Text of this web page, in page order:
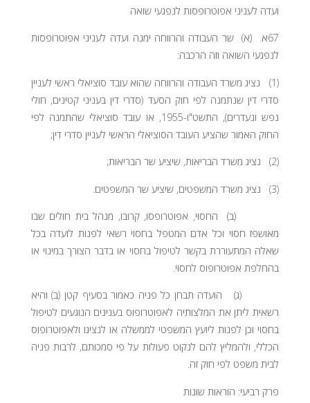
ועדה לעניני אפוטרופסות לנפגעי שואה
67א. (א) שר העבודה והרווחה ימנה ועדה לעניני אפוטרופסות
לנפגעי השואה וזה הרכבה:
(1) נציג משרד העבודה והרווחה שהוא עובד סוציאלי ראשי לעניין
סדרי דין שנתמנה לפי חוק הסעד (סדרי דין בעניני קטינים, חולי
נפש ונעדרים), התשט"ו-1955, או עובד סוציאלי שהתמנה לפי
החוק האמור שהציע העובד הסוציאלי הראשי לעניין סדרי דין;
(2) נציג משרד הבריאות, שיציע שר הבריאות;
(3) נציג משרד המשפטים, שיציע שר המשפטים.
(ב) החסוי, אפוטרופסו, קרובו, מנהל בית חולים שבו
מאושפז חסוי וכל אדם המטפל בחסוי רשאי לפנות לועדה בכל
שאלה המתעוררת בקשר לטיפול בחסוי או בדבר הצורך במינוי או
בהחלפת אפוטרופוס לחסוי.
(ג) הועדה תבחן כל פניה כאמור בסעיף קטן (ב) והיא
רשאית ליתן את המלצותיה לאפוטרופוס בענינים הנוגעים לטיפול
בחסוי וכן לפנות ליועץ המשפטי לממשלה או לנציגו ולאפוטרופוס
הכללי, ולהמליץ להם לנקוט פעולות על פי סמכותם, לרבות פניה
לבית משפט לפי חוק זה.
פרק רביעי: הוראות שונות